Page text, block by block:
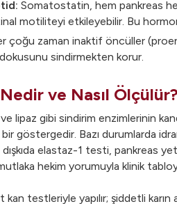
Somatostatin, hem pankreas
motiliteyi etkileyebilir. Bu
çoğu zaman inaktif öncüller
sindirmekten korur.
ve Nasıl Ölçülür?
lipaz gibi sindirim enzimlerinin
göstergedir. Bazı durumlarda
elastaz-1 testi, pankreas
hekim yorumuyla klinik
testleriyle yapılır; şiddetli karın